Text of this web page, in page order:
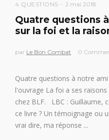
4 QUESTIONS 2 mai 2018
Quatre questions
sur la foi et la
par Le Bon Combat 0
Quatre questions à notre
l'ouvrage La foi a ses
chez BLF. LBC : Guillaume,
ce livre ? Un témoignage ou
vrai dire, ma réponse